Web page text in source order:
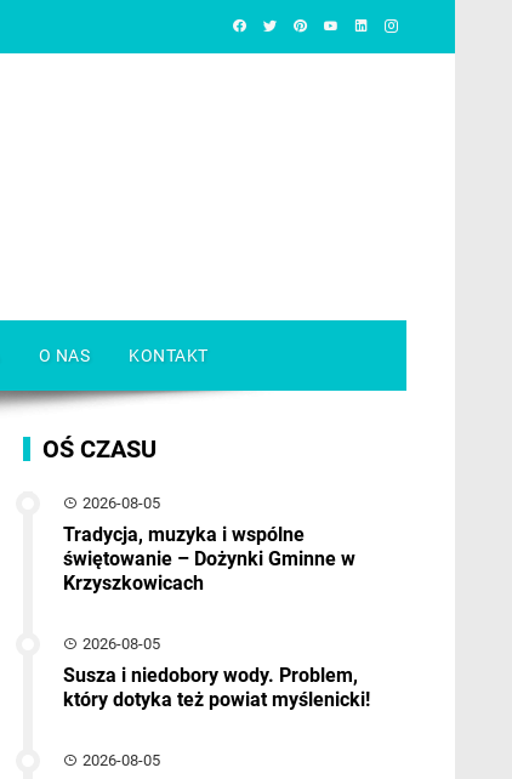
O NAS KONTAKT
OŚ CZASU
2026-08-05
Tradycja, muzyka i wspólne
świętowanie – Dożynki Gminne w
Krzyszkowicach
2026-08-05
Susza i niedobory wody. Problem,
który dotyka też powiat myślenicki!
2026-08-05